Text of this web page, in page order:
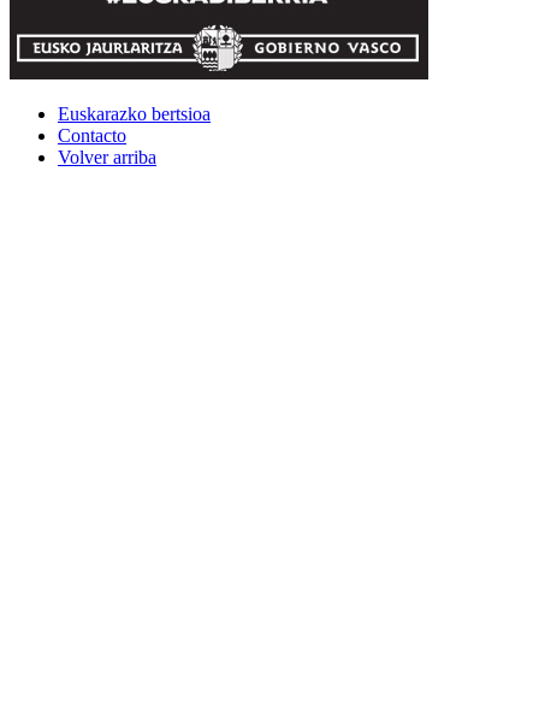
Euskarazko bertsioa
Contacto
Volver arriba